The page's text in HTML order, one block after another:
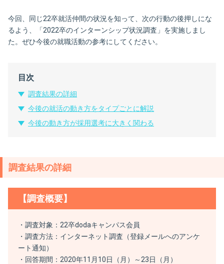
今回、同じ22卒就活仲間の状況を知って、次の行動の後押しにな
るよう、「2022卒のインターンシップ状況調査」を実施しまし
た。ぜひ今後の就職活動の参考にしてください。
目次
調査結果の詳細
今後の就活の動き方をタイプごとに解説
今後の動き方が採用選考に大きく関わる
調査結果の詳細
【調査概要】
・調査対象：22卒dodaキャンパス会員
・調査方法：インターネット調査（登録メールへのアンケ
ート通知）
・回答期間：2020年11月10日（月）～23日（月）